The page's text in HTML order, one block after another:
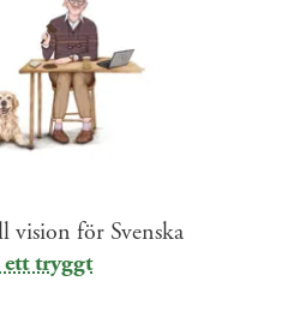
vision för Svenska
tryggt